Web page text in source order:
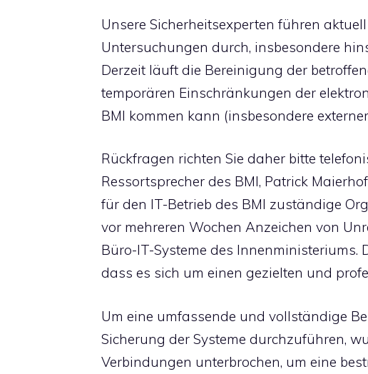
Unsere Sicherheitsexperten führen
Untersuchungen durch, insbesondere
Derzeit läuft die Bereinigung der
temporären Einschränkungen der
BMI kommen kann (insbesondere
Rückfragen richten Sie daher bitte
Ressortsprecher des BMI, Patrick
für den IT-Betrieb des BMI zuständige
vor mehreren Wochen Anzeichen von
Büro-IT-Systeme des Innenministeriums.
dass es sich um einen gezielten und
Um eine umfassende und vollständige
Sicherung der Systeme durchzuführen,
Verbindungen unterbrochen, um eine